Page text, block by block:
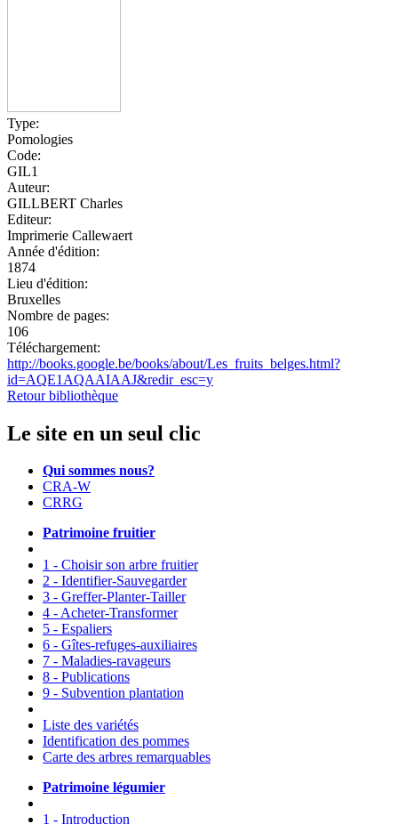
Type:
Pomologies
Code:
GIL1
Auteur:
GILLBERT Charles
Editeur:
Imprimerie Callewaert
Année d'édition:
1874
Lieu d'édition:
Bruxelles
Nombre de pages:
106
Téléchargement:
http://books.google.be/books/about/Les_fruits_belges.html?
id=AQE1AQAAIAAJ&redir_esc=y
Retour bibliothèque
Le site en un seul clic
Qui sommes nous?
CRA-W
CRRG
Patrimoine fruitier
1 - Choisir son arbre fruitier
2 - Identifier-Sauvegarder
3 - Greffer-Planter-Tailler
4 - Acheter-Transformer
5 - Espaliers
6 - Gîtes-refuges-auxiliaires
7 - Maladies-ravageurs
8 - Publications
9 - Subvention plantation
Liste des variétés
Identification des pommes
Carte des arbres remarquables
Patrimoine légumier
1 - Introduction